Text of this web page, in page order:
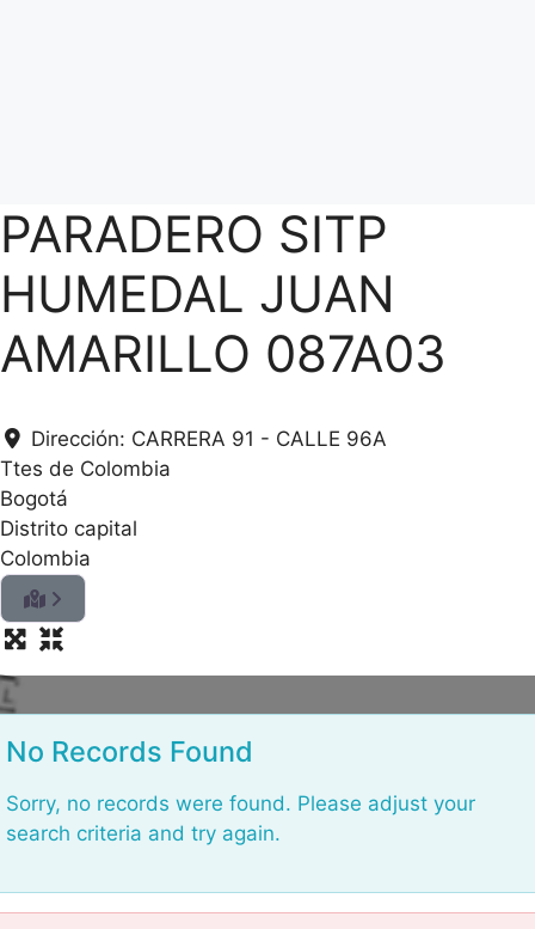
PARADERO SITP
HUMEDAL JUAN
AMARILLO 087A03
Dirección: CARRERA 91 - CALLE 96A
Ttes de Colombia
Bogotá
Distrito capital
Colombia
No Records Found
Sorry, no records were found. Please adjust your
search criteria and try again.